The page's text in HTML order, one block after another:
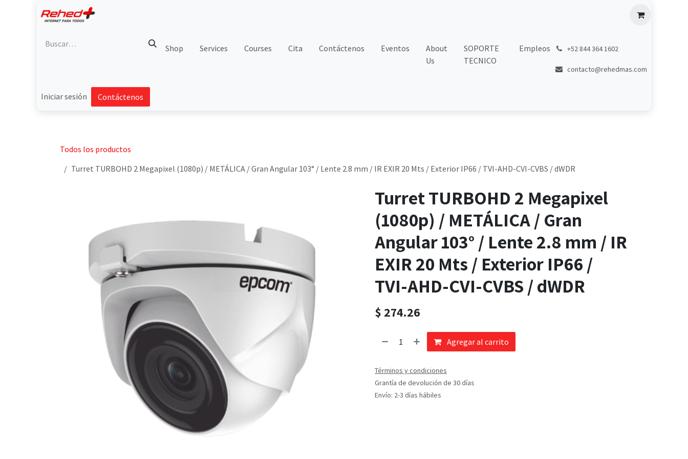
Shop Services Courses Cita Contáctenos Eventos
About
Us
SOPORTE
TECNICO
Empleos +52 844 364 1602
contacto@rehedmas.com
Iniciar sesión Contáctenos
Todos los productos
Turret TURBOHD 2 Megapixel (1080p) / METÁLICA / Gran Angular 103° / Lente 2.8 mm / IR EXIR 20 Mts / Exterior IP66 / TVI-AHD-CVI-CVBS / dWDR
Turret TURBOHD 2 Megapixel
(1080p) / METÁLICA / Gran
Angular 103° / Lente 2.8 mm / IR
EXIR 20 Mts / Exterior IP66 /
TVI-AHD-CVI-CVBS / dWDR
$ 274.26
Agregar al carrito
Términos y condiciones
Grantía de devolución de 30 días
Envío: 2-3 días hábiles